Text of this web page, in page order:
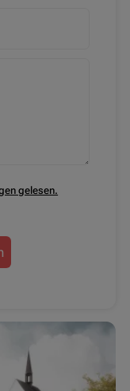
gelesen.